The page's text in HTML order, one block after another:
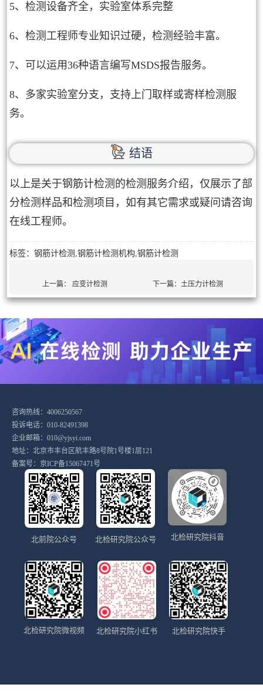
5、检测设备齐全，实验室体系完整
6、检测工程师专业知识过硬，检测经验丰富。
7、可以运用36种语言编写MSDS报告服务。
8、多家实验室分支，支持上门取样或寄样检测服
务。
结语
以上是关于钢筋计检测的检测服务介绍，仅展示了部
分检测样品和检测项目，如有其它需求或疑问请咨询
在线工程师。
标签：钢筋计检测,钢筋计检测机构,钢筋计检测
上一篇：应变计检测 下一篇：土压力计检测
咨询热线：4006250567
投诉电话：010-82491398
企业邮箱：010@yjsyi.com
地址：北京市丰台区航丰路8号院1号楼1层121
备案号： 京ICP备15067471号
北前院公众号 北检研究院公众号 北检研究院抖音
北检研究院微视频 北检研究院小红书 北检研究院快手